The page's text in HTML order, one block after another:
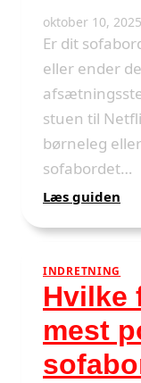
oktober 10, 2025
Er dit
eller ender
stuen til
børneleg
sofabordet…
Læs guiden
til
INDRETNING
Hvilke
mest